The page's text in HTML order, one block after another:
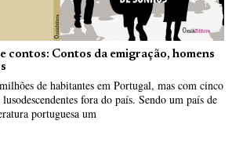
contos: Contos da emigração, homens
de habitantes em Portugal, mas com cinco
fora do país. Sendo um país de
portuguesa um